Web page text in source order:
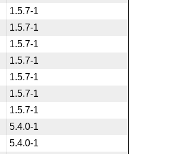
1.5.7-1
1.5.7-1
1.5.7-1
1.5.7-1
1.5.7-1
1.5.7-1
1.5.7-1
5.4.0-1
5.4.0-1